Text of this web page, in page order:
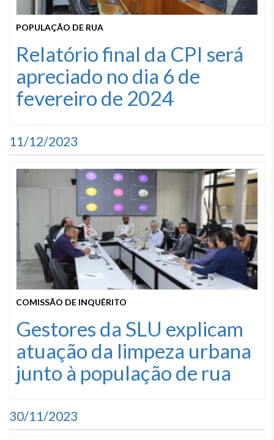
POPULAÇÃO DE RUA
Relatório final da CPI será
apreciado no dia 6 de
fevereiro de 2024
11/12/2023
COMISSÃO DE INQUÉRITO
Gestores da SLU explicam
atuação da limpeza urbana
junto à população de rua
30/11/2023